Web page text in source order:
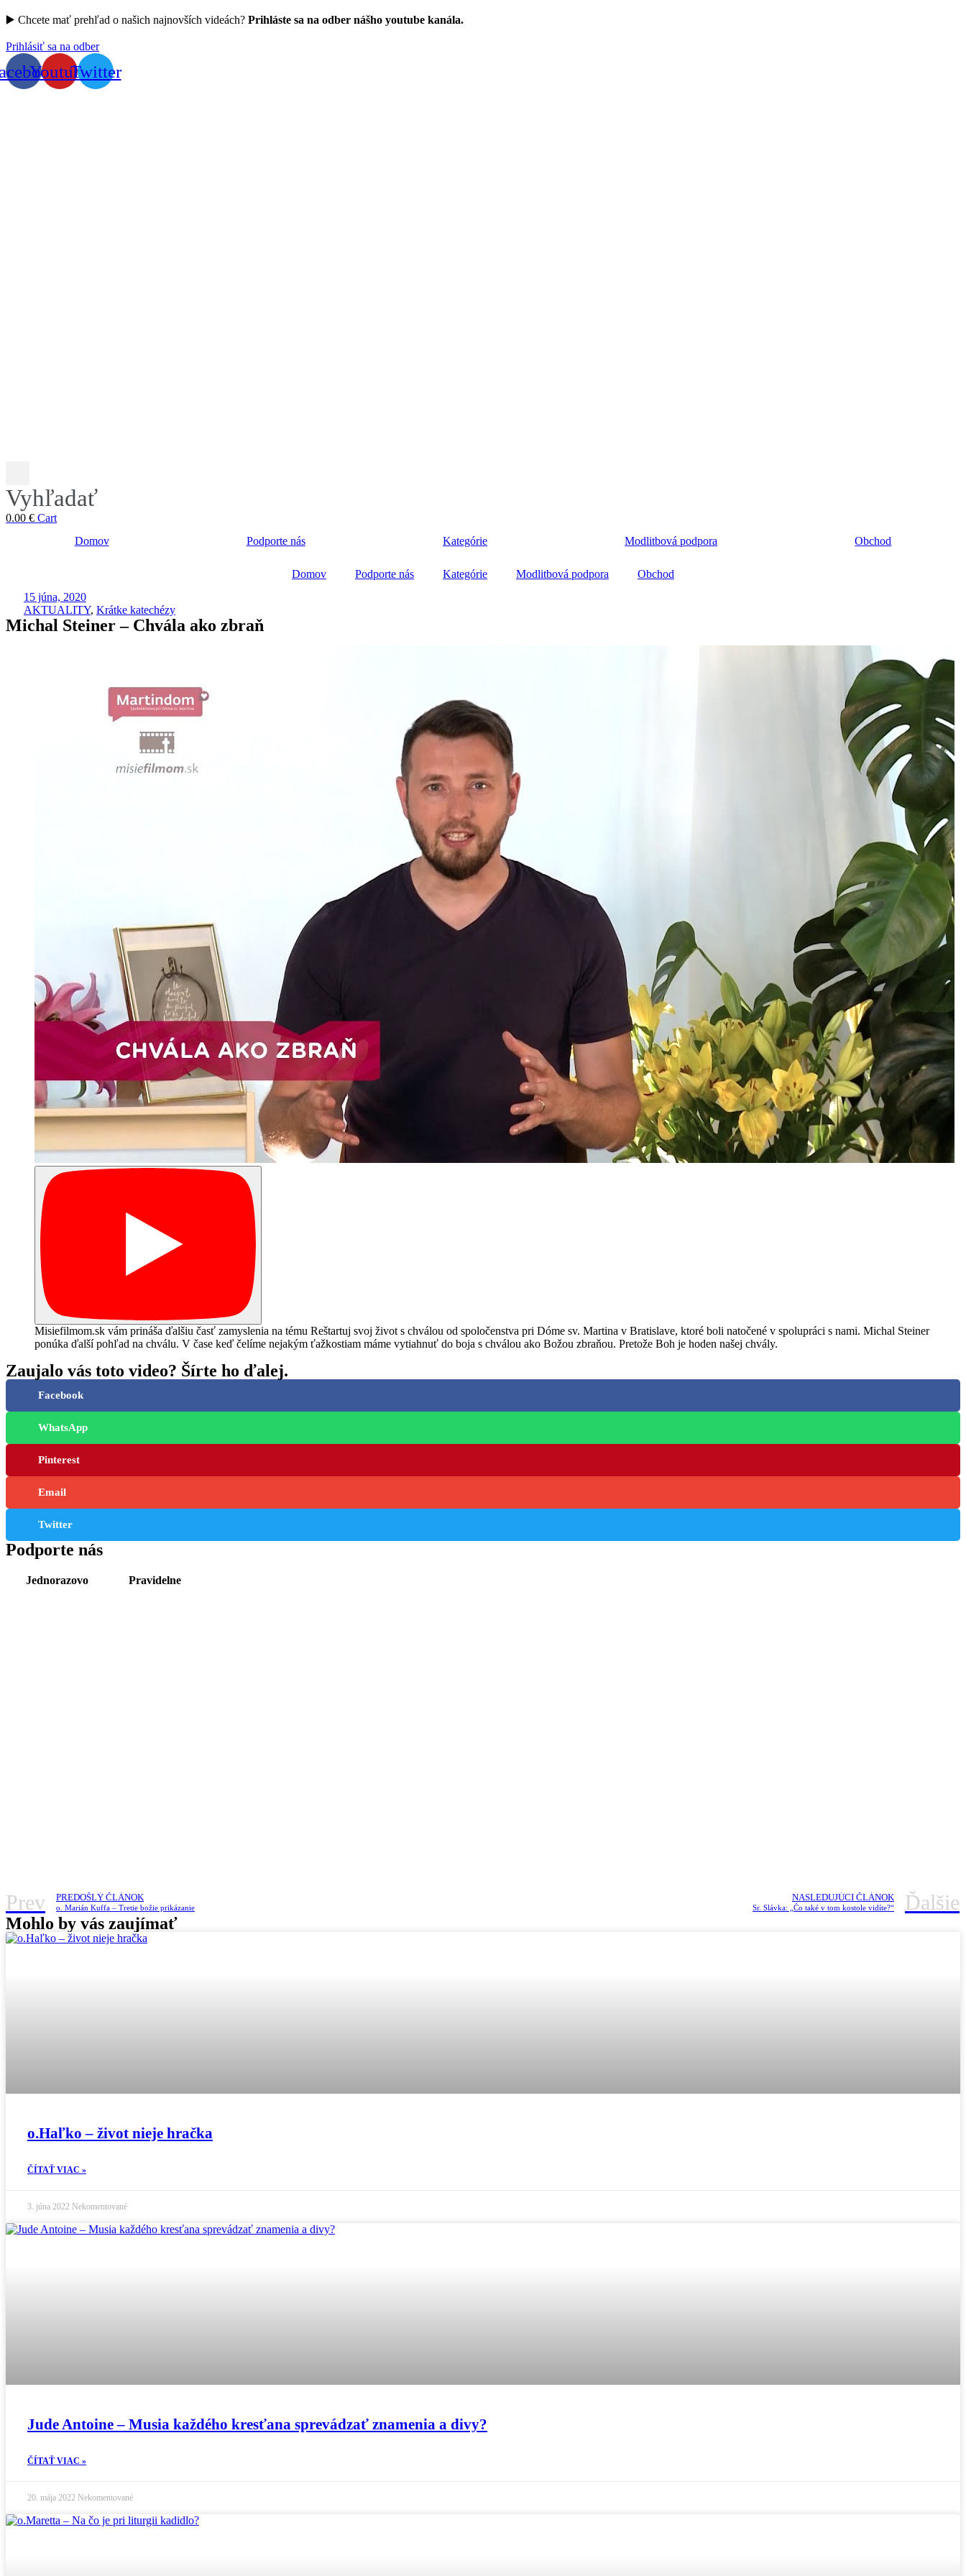
▶️ Chcete mať prehľad o našich najnovších videách? Prihláste sa na odber nášho youtube kanála.
Prihlásiť sa na odber
YoutubeTwitter
Vyhľadať
0.00 € Cart
Domov
Podporte nás Kategórie Modlitbová podpora Obchod
Domov Podporte nás Kategórie Modlitbová podpora
Obchod
15 júna, 2020
AKTUALITY, Krátke katechézy
Michal Steiner – Chvála ako zbraň
Misiefilmom.sk vám prináša ďalšiu časť zamyslenia na tému Reštartuj svoj život s chválou od spoločenstva pri Dóme sv. Martina v Bratislave, ktoré boli natočené v spolupráci s nami. Michal Steiner
ponúka ďalší pohľad na chválu. V čase keď čelíme nejakým ťažkostiam máme vytiahnuť do boja s chválou ako Božou zbraňou. Pretože Boh je hoden našej chvály.
Zaujalo vás toto video? Šírte ho ďalej.
Facebook
WhatsApp
Pinterest
Email
Twitter
Podporte nás
Jednorazovo Pravidelne
Prev PREDOŠLÝ ČLÁNOK
o. Marián Kuffa – Tretie božie prikázanie
NASLEDUJÚCI ČLÁNOK
Sr. Slávka: „Čo také v tom kostole vidíte?“ Ďalšie
Mohlo by vás zaujímať
o.Haľko – život nieje hračka
ČÍTAŤ VIAC »
3. júna 2022 Nekomentované
Jude Antoine – Musia každého kresťana sprevádzať znamenia a divy?
ČÍTAŤ VIAC »
20. mája 2022 Nekomentované